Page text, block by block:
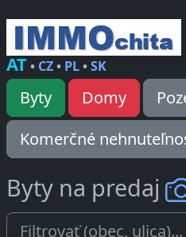
AT• CZ• PL•SK
Byty Domy
Komerčné
Byty na predaj